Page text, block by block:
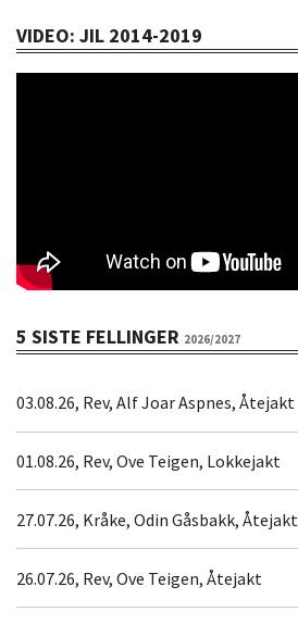
VIDEO: JIL 2014-2019
5 SISTE FELLINGER 2026/2027
03.08.26, Rev, Alf Joar Aspnes, Åtejakt
01.08.26, Rev, Ove Teigen, Lokkejakt
27.07.26, Kråke, Odin Gåsbakk, Åtejakt
26.07.26, Rev, Ove Teigen, Åtejakt